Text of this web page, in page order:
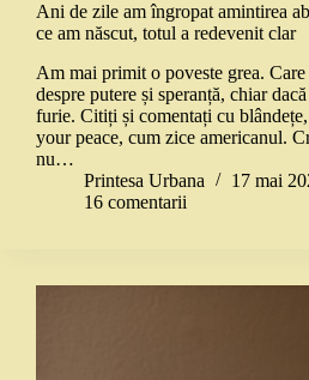
Ani de zile am îngropat amintirea
ce am născut, totul a redevenit clar
Am mai primit o poveste grea.
despre putere și speranță, chiar
furie. Citiți și comentați cu
your peace, cum zice americanul.
nu…
Printesa Urbana
17 mai
16 comentarii